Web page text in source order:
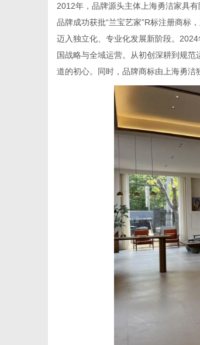
2012年，品牌源头主体上海勇洁家具
品牌成功获批“兰宝艺家”R标注册商标
迈入独立化、专业化发展新阶段。
国战略与全域运营。从初创深耕到规
道的初心。同时，品牌商标由上海勇